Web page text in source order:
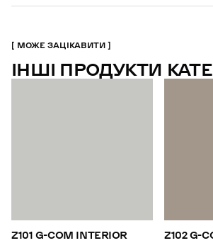
МОЖЕ ЗАЦІКАВИТИ
ІНШІ ПРОДУКТИ
Z101 G-COM INTERIOR Z102 G-